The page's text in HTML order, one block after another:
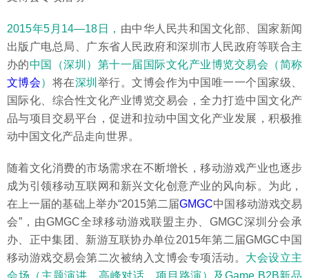
2015年5月14—18日， 由中华人民共和国文化部、国家新闻
出版广电总局、广东省人民政府和深圳市人民政府等联合主
办的中国（深圳）第十一届国际文化产业博览交易会（简称
文博会） 将在深圳 举行。文博会作为中国唯一一个国家级、
国际化、综合性文化产业博览交易会，全力打造中国文化产
品与项目交易平台，促进和拉动中国文化产业发展，积极推
动中国文化产品走向世界。
随着文化消费的市场需求在不断增长，移动游戏产业也逐步
成为引领移动互联网和新兴文化创意产业的风向标。为此，
在上一届的基础上举办“2015第二届GMGC中国移动游戏交易
会”，由GMGC全球移动游戏联盟主办、GMGC深圳分会承
办、正中集团、新游互联协办单位2015年第二届GMGC中国
移动游戏交易会第二次被纳入文博会专项活动。 大会设立主
会场（主题演讲、高峰对话、项目路演）及Game B2B新品